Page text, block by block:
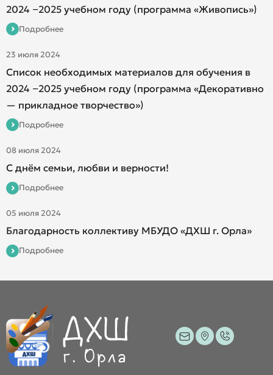
2024 −2025 учебном году (программа «Живопись»)
Подробнее
23 июля 2024
Список необходимых материалов для обучения в
2024 −2025 учебном году (программа «Декоративно
— прикладное творчество»)
Подробнее
08 июля 2024
С днём семьи, любви и верности!
Подробнее
05 июля 2024
Благодарность коллективу МБУДО «ДХШ г. Орла»
Подробнее